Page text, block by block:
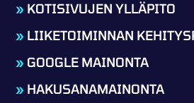
» KOTISIVUJEN YLLÄPITO
» LIIKETOIMINNAN
» GOOGLE MAINONTA
» HAKUSANAMAINONTA